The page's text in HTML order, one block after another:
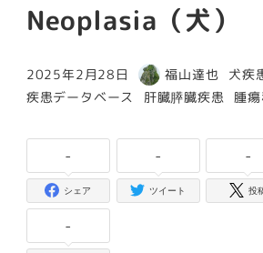
Neoplasia（犬）
投稿日
2025年2月28日
著
者
福山達也 カテ
犬疾
カテゴリー
疾患データベース カテゴリー
肝臓膵臓疾患 カ
腫
-
シェア
-
ツイート
-
投
-